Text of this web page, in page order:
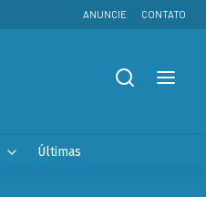
ANUNCIE CONTATO
Últimas